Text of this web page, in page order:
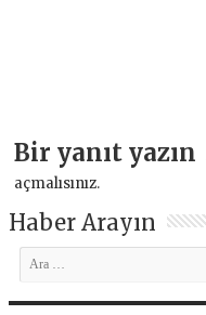
Bir yanıt yazın
açmalısınız.
Haber Arayın